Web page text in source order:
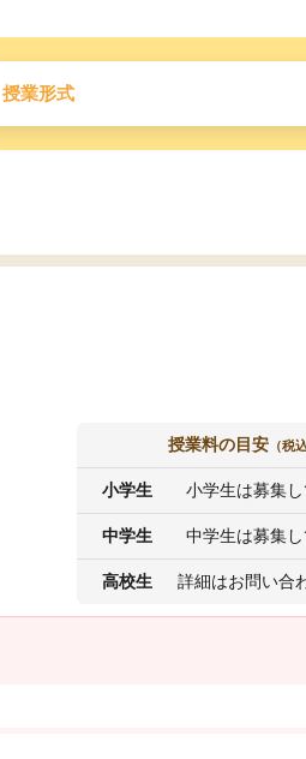
授業形式
授業料の目安 （税
小学生 小学生は募集
中学生 中学生は募集
高校生 詳細はお問い合